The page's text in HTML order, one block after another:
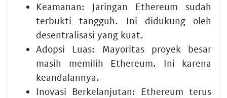
Keamanan: Jaringan Ethereum sudah
terbukti tangguh. Ini didukung oleh
desentralisasi yang kuat.
Adopsi Luas: Mayoritas proyek besar
masih memilih Ethereum. Ini karena
keandalannya.
Inovasi Berkelanjutan: Ethereum terus